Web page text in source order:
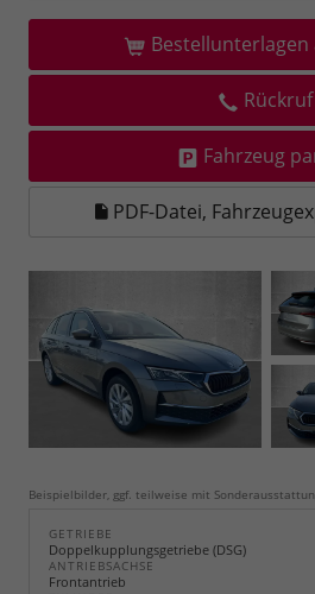
Rückruf
Fahrzeug
PDF-Datei,
Beispielbilder, ggf. teilweise mit
GETRIEBE
Doppelkupplungsgetriebe (DSG)
ANTRIEBSACHSE
Frontantrieb